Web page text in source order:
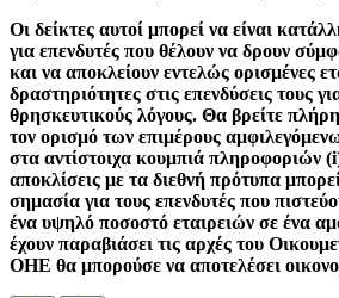
Οι δείκτες αυτοί μπορεί να είναι
για επενδυτές που θέλουν να δρουν
και να αποκλείουν εντελώς ορισμένες
δραστηριότητες στις επενδύσεις τους
θρησκευτικούς λόγους. Θα βρείτε
τον ορισμό των επιμέρους
στα αντίστοιχα κουμπιά πληροφοριών
αποκλίσεις με τα διεθνή πρότυπα
σημασία για τους επενδυτές που
ένα υψηλό ποσοστό εταιρειών σε ένα
έχουν παραβιάσει τις αρχές του
ΟΗΕ θα μπορούσε να αποτελέσει